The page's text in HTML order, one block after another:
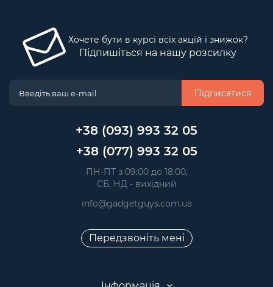
Хочете бути в курсі всіх акцій і знижок?
Підпишіться на нашу розсилку
Підписатися
+38 (093) 993 32 05
+38 (077) 993 32 05
ПН-ПТ з 09:00 до 18:00,
СБ, НД - вихідний
info@gadgetguys.com.ua
Передзвоніть мені